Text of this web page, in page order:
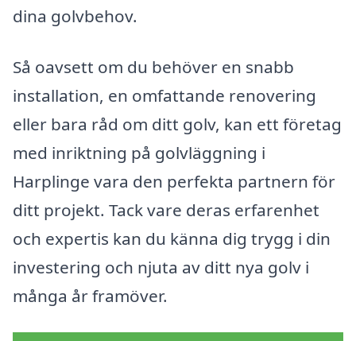
dina golvbehov.
Så oavsett om du behöver en snabb
installation, en omfattande renovering
eller bara råd om ditt golv, kan ett företag
med inriktning på golvläggning i
Harplinge vara den perfekta partnern för
ditt projekt. Tack vare deras erfarenhet
och expertis kan du känna dig trygg i din
investering och njuta av ditt nya golv i
många år framöver.